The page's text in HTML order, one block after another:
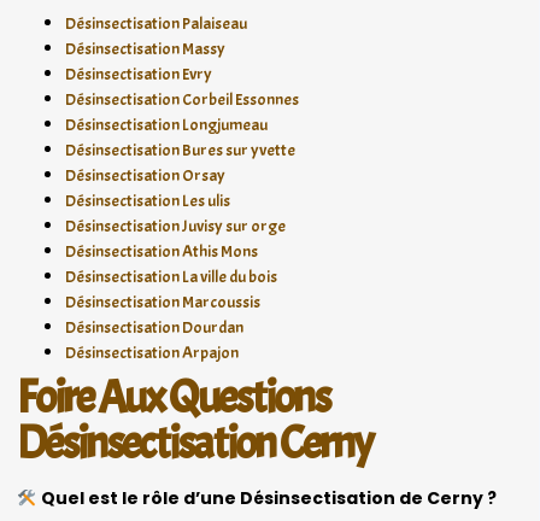
Désinsectisation Palaiseau
Désinsectisation Massy
Désinsectisation Evry
Désinsectisation Corbeil Essonnes
Désinsectisation Longjumeau
Désinsectisation Bures sur yvette
Désinsectisation Orsay
Désinsectisation Les ulis
Désinsectisation Juvisy sur orge
Désinsectisation Athis Mons
Désinsectisation La ville du bois
Désinsectisation Marcoussis
Désinsectisation Dourdan
Désinsectisation Arpajon
Foire Aux Questions
Désinsectisation Cerny
Quel est le rôle d’une Désinsectisation de Cerny ?